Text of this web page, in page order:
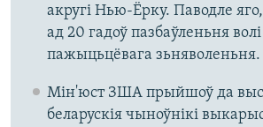
акругі Нью-Ёрку. Паводле
ад 20 гадоў пазбаўленьня
пажыцьцёвага зьняволеньня.
Мін'юст ЗША прыйшоў да
беларускія чыноўнікі